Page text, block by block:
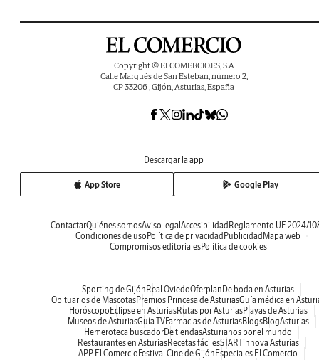
Copyright © ELCOMERCIO.ES, S.A
Calle Marqués de San Esteban, número 2,
CP 33206 , Gijón, Asturias, España
Descargar la app
App Store Google Play
ContactarQuiénes somosAviso legal Accesibilidad Reglamento UE 2024/
Condiciones de uso Política de privacidad Publicidad Mapa web
Compromisos editorialesPolítica de cookies
Sporting de Gijón Real OviedoOferplan De boda en Asturias
Obituarios de MascotasPremios Princesa de AsturiasGuía médica en
Horóscopo Eclipse en AsturiasRutas por AsturiasPlayas de Asturias
Museos de AsturiasGuía TVFarmacias de AsturiasBlogsBlogAsturias
Hemeroteca buscadorDe tiendasAsturianos por el mundo
Restaurantes en AsturiasRecetas fácilesSTARTinnova Asturias
APP El Comercio Festival Cine de Gijón Especiales El Comercio